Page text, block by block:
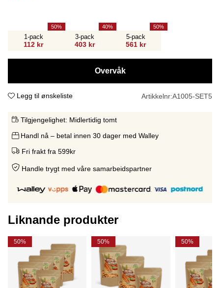
1-pack
112 kr
50
3-pack
403 kr
40
5-pack
561 kr
50
Overvåk
Legg til ønskeliste Artikkelnr:A1005-SET5
Tilgjengelighet: Midlertidig tomt
Handl nå – betal innen 30 dager med Walley
Fri frakt fra 599kr
Handle trygt med våre samarbeidspartner
Liknande produkter
50% 50% 50%